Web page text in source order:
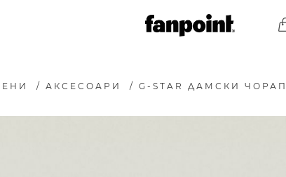
/ АКСЕСОАРИ / G-STAR ДАМСКИ